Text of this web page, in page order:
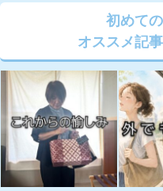
初めて
オススメ記